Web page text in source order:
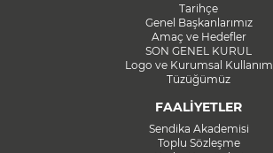
Tarihçe
Genel Başkanlarımız
Amaç ve Hedefler
SON GENEL KURUL
Logo ve Kurumsal Kullanım
Tüzüğümüz
FAALİYETLER
Sendika Akademisi
Toplu Sözleşme